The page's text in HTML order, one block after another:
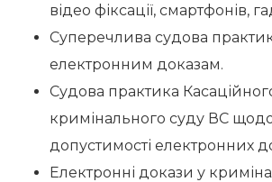
відео фіксації, смартфонів,
Суперечлива судова
електронним доказам.
Судова практика
кримінального суду ВС
допустимості електронних
Електронні докази у